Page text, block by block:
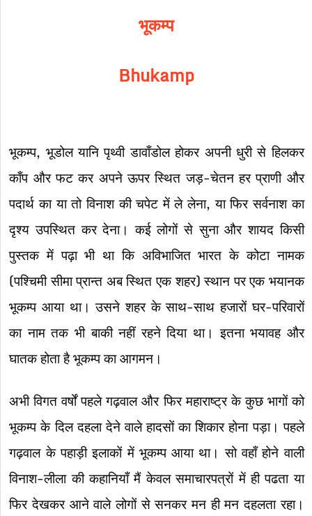
भूकम्प
Bhukamp
भूकम्प, भूडोल यानि पृथ्वी डावाँडोल होकर अपनी धुरी से हिलकर
काँप और फट कर अपने ऊपर स्थित जड़-चेतन हर प्राणी और
पदार्थ का या तो विनाश की चपेट में ले लेना, या फिर सर्वनाश का
दृश्य उपस्थित कर देना। कई लोगों से सुना और शायद किसी
पुस्तक में पढ़ा भी था कि अविभाजित भारत के कोटा नामक
(पश्चिमी सीमा प्रान्त अब स्थित एक शहर) स्थान पर एक भयानक
भूकम्प आया था। उसने शहर के साथ-साथ हजारों घर-परिवारों
का नाम तक भी बाकी नहीं रहने दिया था। इतना भयावह और
घातक होता है भूकम्प का आगमन।
अभी विगत वर्षों पहले गढ़वाल और फिर महाराष्ट्र के कुछ भागों को
भूकम्प के दिल दहला देने वाले हादसों का शिकार होना पड़ा। पहले
गढ़वाल के पहाड़ी इलाकों में भूकम्प आया था। सो वहाँ होने वाली
विनाश-लीला की कहानियाँ मैं केवल समाचारपत्रों में ही पढता या
फिर देखकर आने वाले लोगों से सनकर मन ही मन दहलता रहा।